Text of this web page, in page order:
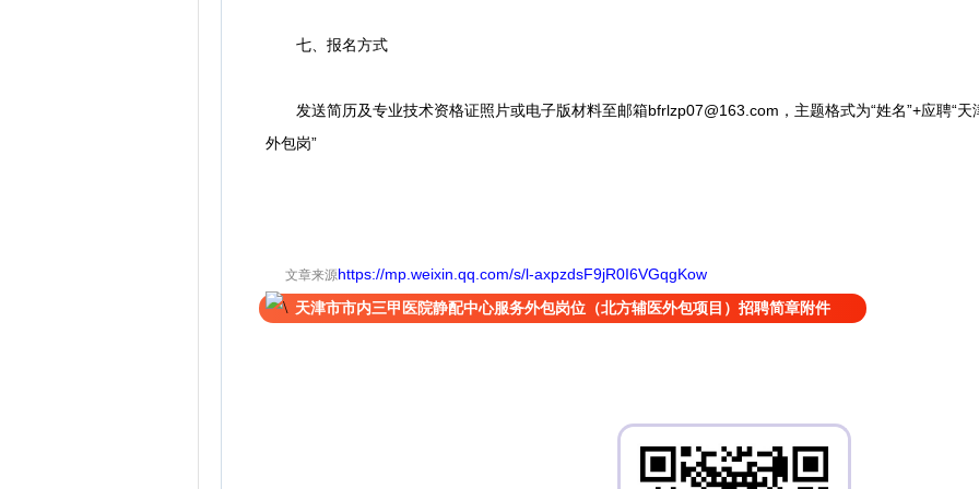
七、报名方式
发送简历及专业技术资格证照片或电子版材料至邮箱bfrlzp07@163.com，主题格式为“姓名”+应聘“天
外包岗”
文章来源https://mp.weixin.qq.com/s/l-axpzdsF9jR0I6VGqgKow
天津市市内三甲医院静配中心服务外包岗位（北方辅医外包项目）招聘简章附件